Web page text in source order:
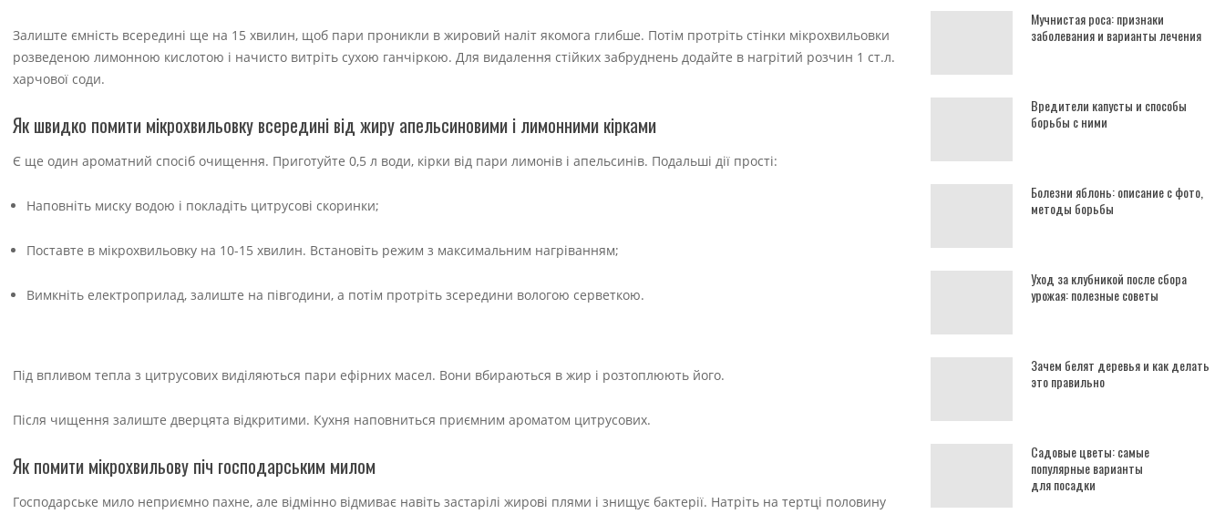
Залиште ємність всередині ще на 15 хвилин, щоб пари проникли в жировий наліт якомога глибше. Потім протріть стінки мікрохвильовки
розведеною лимонною кислотою і начисто витріть сухою ганчіркою. Для видалення стійких забруднень додайте в нагрітий розчин 1 ст.л.
харчової соди.
Як швидко помити мікрохвильовку всередині від жиру апельсиновими і лимонними кірками
Є ще один ароматний спосіб очищення. Приготуйте 0,5 л води, кірки від пари лимонів і апельсинів. Подальші дії прості:
Наповніть миску водою і покладіть цитрусові скоринки;
Поставте в мікрохвильовку на 10-15 хвилин. Встановіть режим з максимальним нагріванням;
Вимкніть електроприлад, залиште на півгодини, а потім протріть зсередини вологою серветкою.
Під впливом тепла з цитрусових виділяються пари ефірних масел. Вони вбираються в жир і розтоплюють його.
Після чищення залиште дверцята відкритими. Кухня наповниться приємним ароматом цитрусових.
Як помити мікрохвильову піч господарським милом
Господарське мило неприємно пахне, але відмінно відмиває навіть застарілі жирові плями і знищує бактерії. Натріть на тертці половину
Мучнистая роса: признаки
заболевания и варианты лечения
Вредители капусты и способы
борьбы с ними
Болезни яблонь: описание с фото,
методы борьбы
Уход за клубникой после сбора
урожая: полезные советы
Зачем белят деревья и как делать
это правильно
Садовые цветы: самые
популярные варианты
для посадки